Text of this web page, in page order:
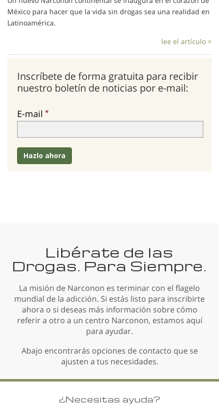
México para hacer que la vida sin drogas sea una realidad en
Latinoamérica.
lee el artículo >
Inscríbete de forma gratuita para recibir
nuestro boletín de noticias por e-mail:
E-mail
Hazlo ahora
Libérate de las
Drogas. Para Siempre.
La misión de Narconon es terminar con el flagelo
mundial de la adicción. Si estás listo para inscribirte
ahora o si deseas más información sobre cómo
referir a otro a un centro Narconon, estamos aquí
para ayudar.
Abajo encontrarás opciones de contacto que se
ajusten a tus necesidades.
¿Necesitas ayuda?